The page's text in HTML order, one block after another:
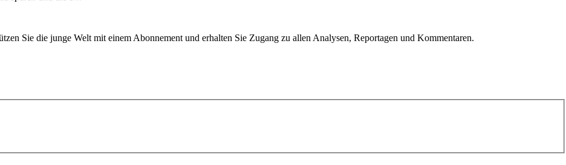
Sie die junge Welt mit einem Abonnement und erhalten Sie Zugang zu allen Analysen, Reportagen und Kommentaren.